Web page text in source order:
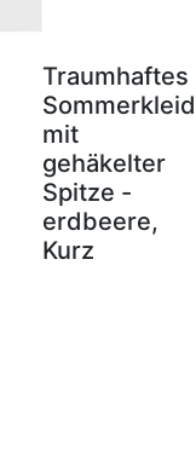
Traumhaftes
Sommerkleid
mit
gehäkelter
Spitze -
erdbeere,
Kurz